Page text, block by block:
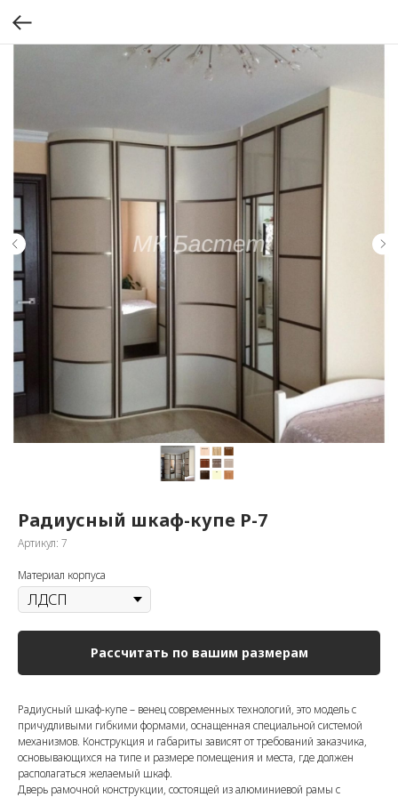
Радиусный шкаф-купе Р-7
Артикул: 7
Материал корпуса
Рассчитать по вашим размерам
Радиусный шкаф-купе – венец современных технологий, это модель с
причудливыми гибкими формами, оснащенная специальной системой
механизмов. Конструкция и габариты зависят от требований заказчика,
основывающихся на типе и размере помещения и места, где должен
располагаться желаемый шкаф.
Дверь рамочной конструкции, состоящей из алюминиевой рамы с